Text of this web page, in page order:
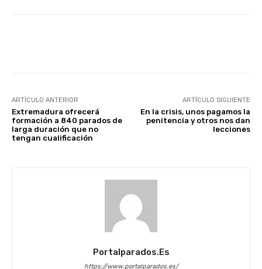
ARTÍCULO ANTERIOR
Extremadura ofrecerá
formación a 840 parados de
larga duración que no
tengan cualificación
ARTÍCULO SIGUIENTE
En la crisis, unos pagamos la
penitencia y otros nos dan
lecciones
Portalparados.es
https://www.portalparados.es/